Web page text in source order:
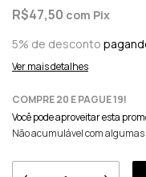
R$47,50 com Pix
5% de desconto
Ver mais detalhes
COMPRE 20 E PAGUE 19!
Você pode aproveitar esta
Não acumulável com algumas